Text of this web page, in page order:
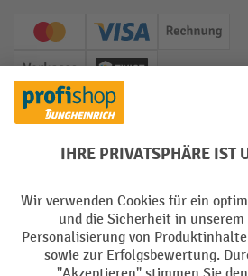
Creditcard (Master)Creditcard (Visa)
Rechnung
Vorkasse Twint
Sprachen
DE FR